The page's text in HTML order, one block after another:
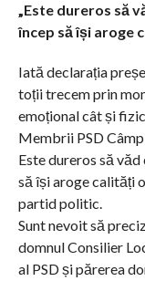
„Este dureros să
încep să își aroge
Iată declarația
toții trecem prin
emoțional cât și
Membrii PSD
Este dureros să
să își aroge calități
partid politic.
Sunt nevoit să
domnul Consilier
al PSD și părerea